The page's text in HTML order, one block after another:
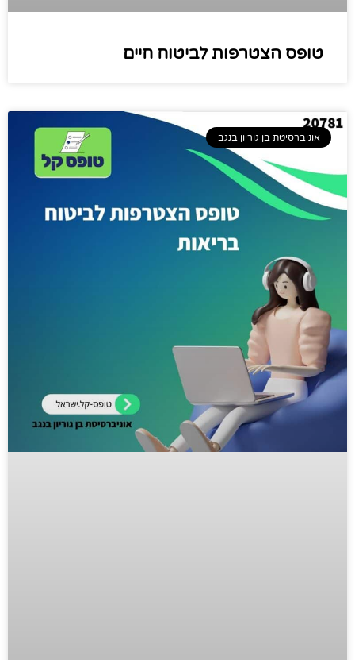
טופס הצטרפות לביטוח חיים
אוניברסיטת בן גוריון בנגב